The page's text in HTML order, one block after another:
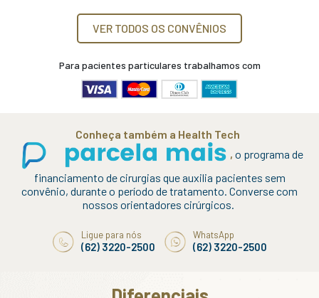
VER TODOS OS CONVÊNIOS
Para pacientes particulares trabalhamos com
Conheça também a Health Tech
, o programa de
financiamento de cirurgias que auxilia pacientes sem
convênio, durante o período de tratamento. Converse com
nossos orientadores cirúrgicos.
Ligue para nós
(62) 3220-2500
WhatsApp
(62) 3220-2500